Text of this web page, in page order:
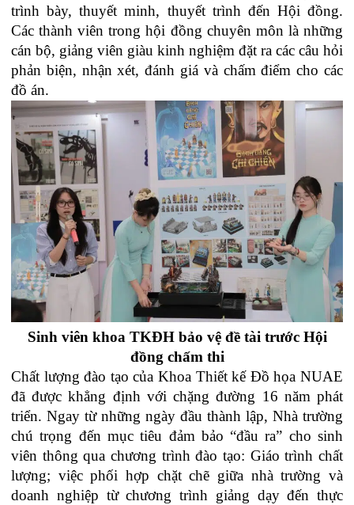
trình bày, thuyết minh, thuyết trình đến Hội đồng.
Các thành viên trong hội đồng chuyên môn là những
cán bộ, giảng viên giàu kinh nghiệm đặt ra các câu hỏi
phản biện, nhận xét, đánh giá và chấm điểm cho các
đồ án.
Sinh viên khoa TKĐH bảo vệ đề tài trước Hội
đồng chấm thi
Chất lượng đào tạo của Khoa Thiết kế Đồ họa NUAE
đã được khẳng định với chặng đường 16 năm phát
triển. Ngay từ những ngày đầu thành lập, Nhà trường
chú trọng đến mục tiêu đảm bảo “đầu ra” cho sinh
viên thông qua chương trình đào tạo: Giáo trình chất
lượng; việc phối hợp chặt chẽ giữa nhà trường và
doanh nghiệp từ chương trình giảng dạy đến thực